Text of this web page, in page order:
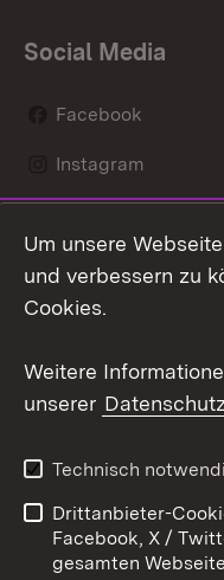
Social Media
Facebook
Instagram
Mastodon
Youtube
Kontakt
Barrierefreiheit
Impressum
Um unsere
und verbessern zu
Cookies.
Weitere
unserer
Technisch
Drittanbieter-
Facebook, X /
gesamten